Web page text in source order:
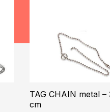
TAG CHAIN metal –
cm